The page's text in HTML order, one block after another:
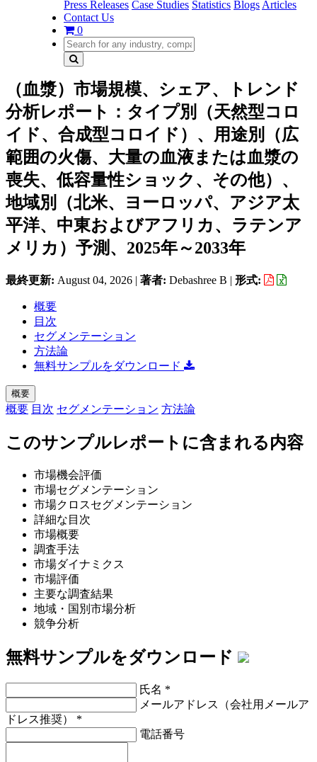
Press Releases Case Studies Statistics Blogs Articles
Contact Us
0
（血漿）市場規模、シェア、トレンド
分析レポート：タイプ別（天然型コロ
イド、合成型コロイド）、用途別（広
範囲の火傷、大量の血液または血漿の
喪失、低容量性ショック、その他）、
地域別（北米、ヨーロッパ、アジア太
平洋、中東およびアフリカ、ラテンア
メリカ）予測、2025年～2033年
最終更新: August 04, 2026 | 著者: Debashree B | 形式:
概要
目次
セグメンテーション
方法論
無料サンプルをダウンロード
概要
概要 目次 セグメンテーション 方法論
このサンプルレポートに含まれる内容
市場機会評価
市場セグメンテーション
市場クロスセグメンテーション
詳細な目次
市場概要
調査手法
市場ダイナミクス
市場評価
主要な調査結果
地域・国別市場分析
競争分析
無料サンプルをダウンロード
氏名 *
メールアドレス（会社用メールア
ドレス推奨） *
電話番号